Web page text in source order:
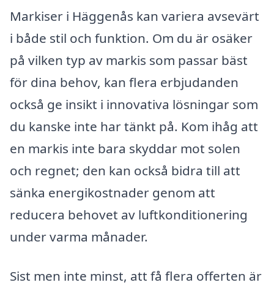
Markiser i Häggenås kan variera avsevärt
i både stil och funktion. Om du är osäker
på vilken typ av markis som passar bäst
för dina behov, kan flera erbjudanden
också ge insikt i innovativa lösningar som
du kanske inte har tänkt på. Kom ihåg att
en markis inte bara skyddar mot solen
och regnet; den kan också bidra till att
sänka energikostnader genom att
reducera behovet av luftkonditionering
under varma månader.
Sist men inte minst, att få flera offerten är